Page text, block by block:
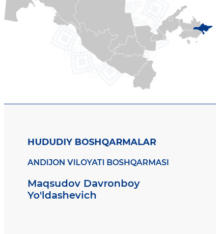
HUDUDIY BOSHQARMALAR
ANDIJON VILOYATI BOSHQARMASI
Maqsudov Davronboy
Yo'ldashevich